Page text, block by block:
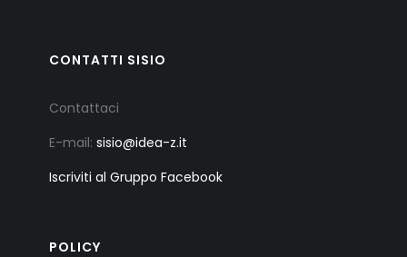
CONTATTI SISIO
Contattaci
E-mail: sisio@idea-z.it
Iscriviti al Gruppo Facebook
POLICY